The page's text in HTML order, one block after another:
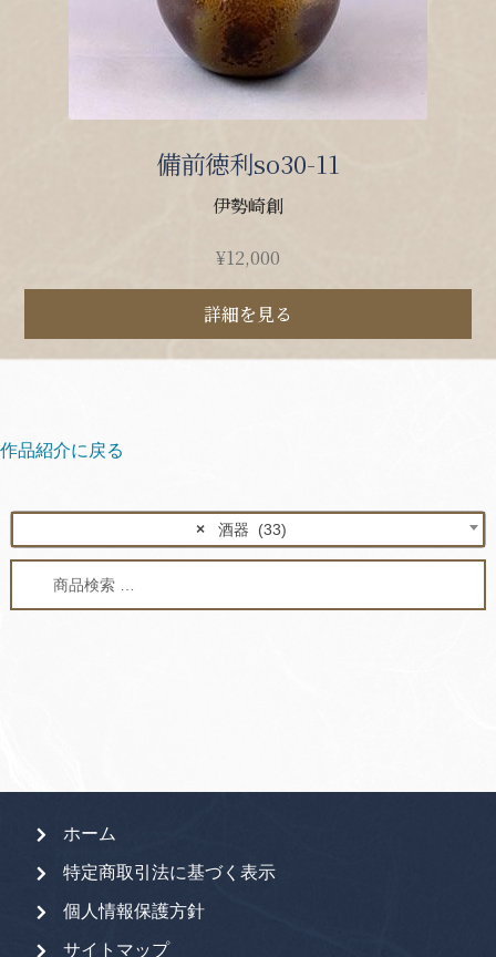
備前徳利so30-11
伊勢崎創
¥12,000
詳細を見る
作品紹介に戻る
× 酒器 (33)
ホーム
特定商取引法に基づく表示
個人情報保護方針
サイトマップ